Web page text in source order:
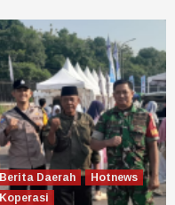
Berita Daerah
Hotnews
Koperasi